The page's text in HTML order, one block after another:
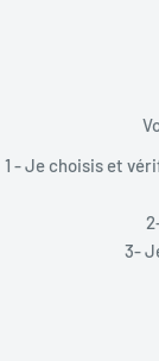
1 - Je choisis et
3-